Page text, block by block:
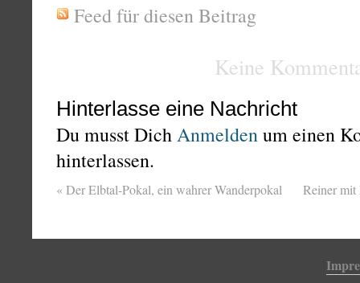
Feed für diesen Beitrag
Keine
Hinterlasse eine Nachricht
Du musst DichAnmeldenum einen
hinterlassen.
«Der Elbtal-Pokal, ein wahrer Wanderpokal Reiner mit